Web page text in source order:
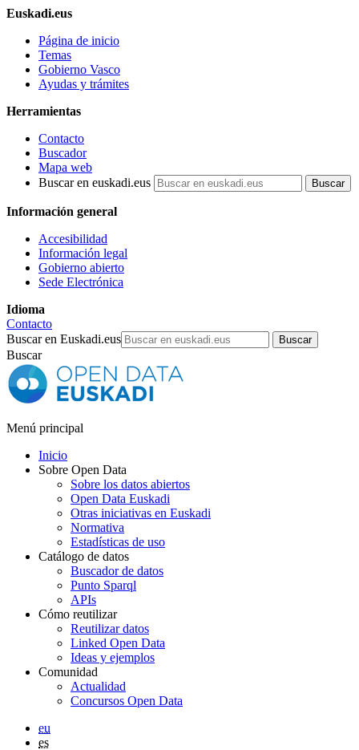
Euskadi.eus
Página de inicio
Temas
Gobierno Vasco
Ayudas y trámites
Herramientas
Contacto
Buscador
Mapa web
Buscar en euskadi.eus
Información general
Accesibilidad
Información legal
Gobierno abierto
Sede Electrónica
Idioma
Contacto
Buscar en Euskadi.eus
Buscar
Menú principal
Inicio
Sobre Open Data
Sobre los datos abiertos
Open Data Euskadi
Otras iniciativas en Euskadi
Normativa
Estadísticas de uso
Catálogo de datos
Buscador de datos
Punto Sparql
APIs
Cómo reutilizar
Reutilizar datos
Linked Open Data
Ideas y ejemplos
Comunidad
Actualidad
Concursos Open Data
eu
es